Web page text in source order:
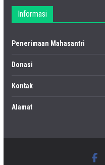
Informasi
Penerimaan Mahasantri
Donasi
Kontak
Alamat